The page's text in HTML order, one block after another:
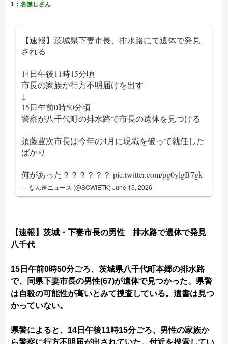
1：名無しさん
【速報】茨城県下妻市長、排水路にて遺体で発見
される
14日午後11時15分頃
市長の家族が行方不明届けを出す
↓
15日午前0時50分頃
警察が八千代町の排水路で市長の遺体を見つける
須藤豊次市長は今年の4月に現職を破って就任した
ばかり
何があった？？？？？？pic.twitter.com/pg0ylgB7gk
— なん速ニュース (@SOWIETK)June 15, 2026
【速報】茨城・下妻市長の男性 排水路で遺体で発見
八千代
15日午前0時50分ごろ、茨城県八千代町本郷の排水路
で、同県下妻市長の男性(67)が遺体で見つかった。県警
は自殺の可能性が高いとみて捜査している。遺書は見つ
かっていない。
県警によると、14日午後11時15分ごろ、男性の家族か